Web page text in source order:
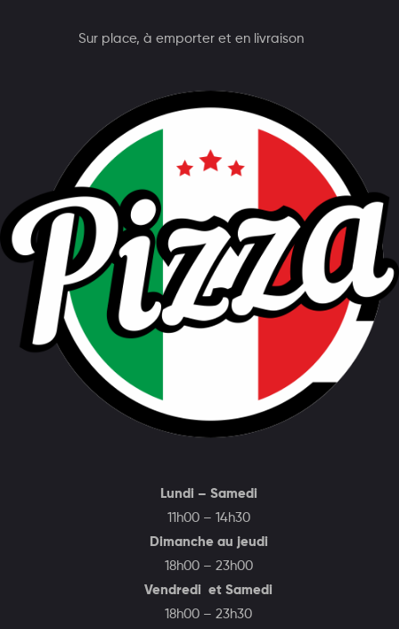
Sur place, à emporter et en livraison
Lundi – Samedi
11h00 – 14h30
Dimanche au jeudi
18h00 – 23h00
Vendredi et Samedi
18h00 – 23h30